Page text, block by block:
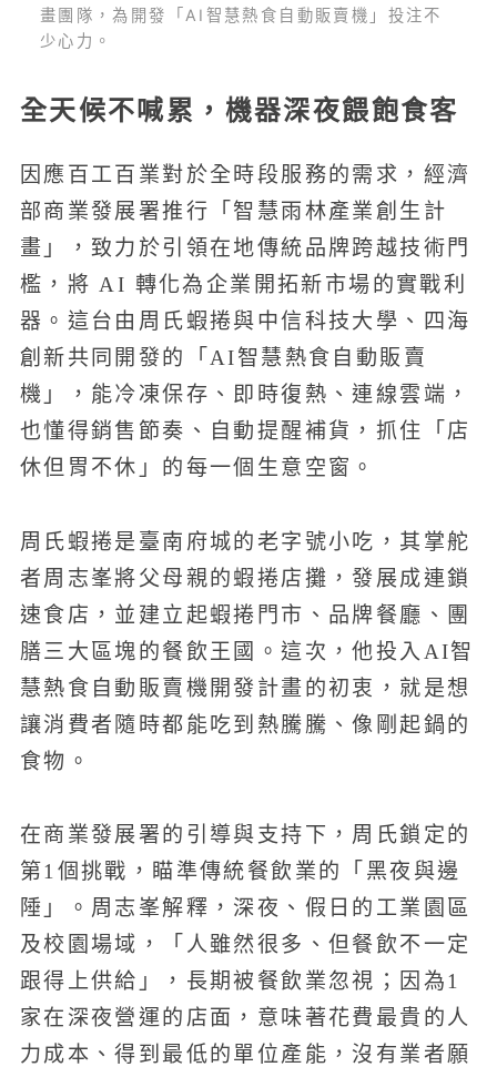
畫團隊，為開發「AI智慧熱食自動販賣機」投注不
少心力。
全天候不喊累，機器深夜餵飽食客
因應百工百業對於全時段服務的需求，經濟
部商業發展署推行「智慧雨林產業創生計
畫」，致力於引領在地傳統品牌跨越技術門
檻，將 AI 轉化為企業開拓新市場的實戰利
器。這台由周氏蝦捲與中信科技大學、四海
創新共同開發的「AI智慧熱食自動販賣
機」，能冷凍保存、即時復熱、連線雲端，
也懂得銷售節奏、自動提醒補貨，抓住「店
休但胃不休」的每一個生意空窗。
周氏蝦捲是臺南府城的老字號小吃，其掌舵
者周志峯將父母親的蝦捲店攤，發展成連鎖
速食店，並建立起蝦捲門市、品牌餐廳、團
膳三大區塊的餐飲王國。這次，他投入AI智
慧熱食自動販賣機開發計畫的初衷，就是想
讓消費者隨時都能吃到熱騰騰、像剛起鍋的
食物。
在商業發展署的引導與支持下，周氏鎖定的
第1個挑戰，瞄準傳統餐飲業的「黑夜與邊
陲」。周志峯解釋，深夜、假日的工業園區
及校園場域，「人雖然很多、但餐飲不一定
跟得上供給」，長期被餐飲業忽視；因為1
家在深夜營運的店面，意味著花費最貴的人
力成本、得到最低的單位產能，沒有業者願